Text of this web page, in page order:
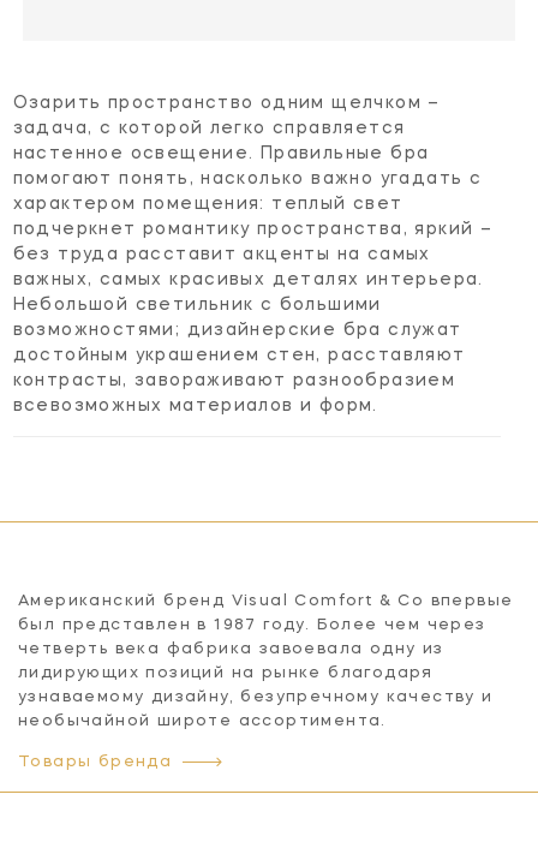
Озарить пространство одним щелчком –
задача, с которой легко справляется
настенное освещение. Правильные бра
помогают понять, насколько важно угадать с
характером помещения: теплый свет
подчеркнет романтику пространства, яркий –
без труда расставит акценты на самых
важных, самых красивых деталях интерьера.
Небольшой светильник с большими
возможностями; дизайнерские бра служат
достойным украшением стен, расставляют
контрасты, завораживают разнообразием
всевозможных материалов и форм.
Американский бренд Visual Comfort & Co впервые
был представлен в 1987 году. Более чем через
четверть века фабрика завоевала одну из
лидирующих позиций на рынке благодаря
узнаваемому дизайну, безупречному качеству и
необычайной широте ассортимента.
Товары бренда